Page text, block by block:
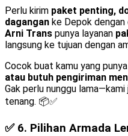
Perlu kirim paket penting,
dagangan ke Depok
Arni Trans punya layanan
langsung ke tujuan dengan
Cocok buat kamu yang punya
atau butuh pengiriman
Gak perlu nunggu
tenang. 📦✅
✅ 6. Pilihan Armada